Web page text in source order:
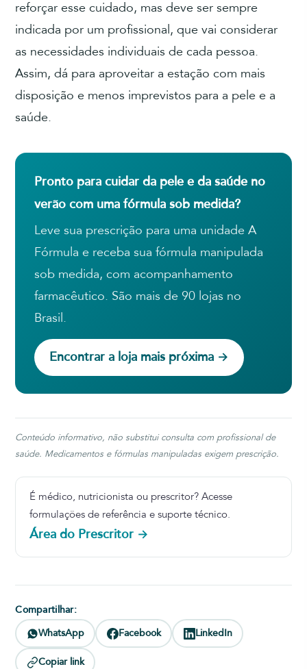
reforçar esse cuidado, mas deve ser sempre
indicada por um profissional, que vai considerar
as necessidades individuais de cada pessoa.
Assim, dá para aproveitar a estação com mais
disposição e menos imprevistos para a pele e a
saúde.
Pronto para cuidar da pele e da saúde no
verão com uma fórmula sob medida?
Leve sua prescrição para uma unidade A
Fórmula e receba sua fórmula manipulada
sob medida, com acompanhamento
farmacêutico. São mais de 90 lojas no
Brasil.
Encontrar a loja mais próxima →
Conteúdo informativo, não substitui consulta com profissional de
saúde. Medicamentos e fórmulas manipuladas exigem prescrição.
É médico, nutricionista ou prescritor? Acesse
formulações de referência e suporte técnico.
Área do Prescritor →
Compartilhar:
WhatsApp Facebook LinkedIn
Copiar link